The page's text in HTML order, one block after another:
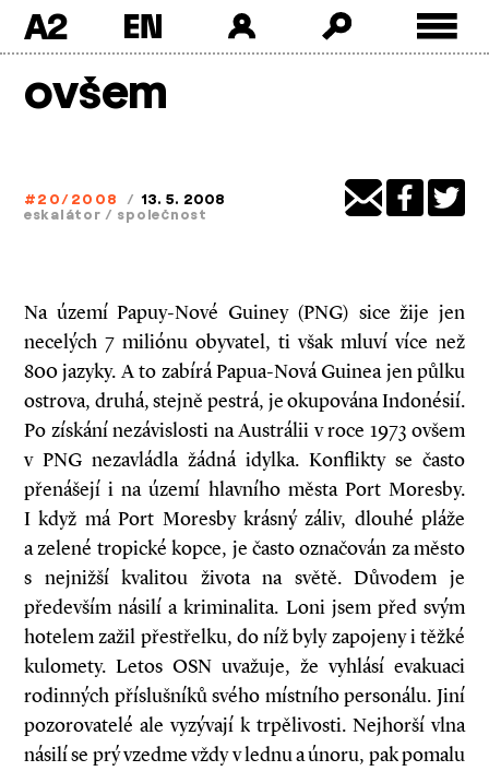
A2
ovšem
#20/2008 / 13. 5. 2008
eskalátor / společnost
Na území Papuy-Nové Guiney (PNG) sice žije jen
necelých 7 miliónu obyvatel, ti však mluví více než
800 jazyky. A to zabírá Papua-Nová Guinea jen půlku
ostrova, druhá, stejně pestrá, je okupována Indonésií.
Po získání nezávislosti na Austrálii v roce 1973 ovšem
v PNG nezavládla žádná idylka. Konflikty se často
přenášejí i na území hlavního města Port Moresby.
I když má Port Moresby krásný záliv, dlouhé pláže
a zelené tropické kopce, je často označován za město
s nejnižší kvalitou života na světě. Důvodem je
především násilí a kriminalita. Loni jsem před svým
hotelem zažil přestřelku, do níž byly zapojeny i těžké
kulomety. Letos OSN uvažuje, že vyhlásí evakuaci
rodinných příslušníků svého místního personálu. Jiní
pozorovatelé ale vyzývají k trpělivosti. Nejhorší vlna
násilí se prý vzedme vždy v lednu a únoru, pak pomalu